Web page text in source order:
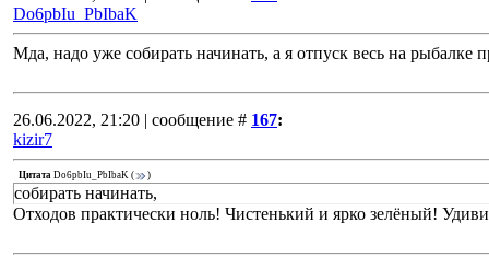
Do6pbIu_PbIbaK
Мда, надо уже собирать начинать, а я отпуск весь на рыбалке
26.06.2022, 21:20 | сообщение # 167:
kizir7
Цитата Do6pbIu_PbIbaK ( )
собирать начинать,
Отходов практически ноль! Чистенький и ярко зелёный!